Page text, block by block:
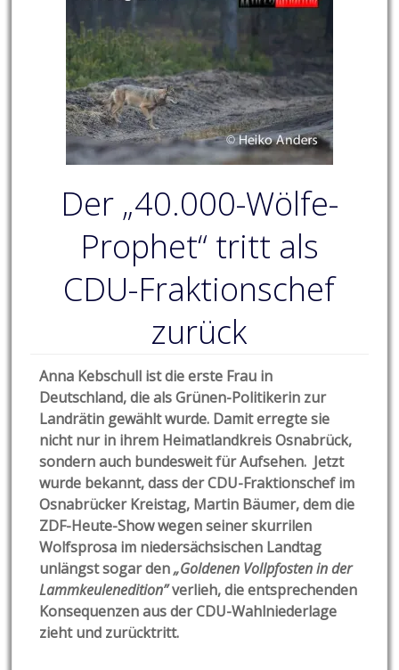
Der „40.000-Wölfe-
Prophet“ tritt als
CDU-Fraktionschef
zurück
Anna Kebschull ist die erste Frau in
Deutschland, die als Grünen-Politikerin zur
Landrätin gewählt wurde. Damit erregte sie
nicht nur in ihrem Heimatlandkreis Osnabrück,
sondern auch bundesweit für Aufsehen. Jetzt
wurde bekannt, dass der CDU-Fraktionschef im
Osnabrücker Kreistag, Martin Bäumer, dem die
ZDF-Heute-Show wegen seiner skurrilen
Wolfsprosa im niedersächsischen Landtag
unlängst sogar den„Goldenen Vollpfosten in der
Lammkeulenedition”verlieh, die entsprechenden
Konsequenzen aus der CDU-Wahlniederlage
zieht und zurücktritt.